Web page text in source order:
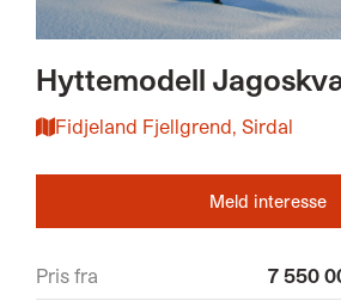
Hyttemodell
Fidjeland Fjellgrend, Sirdal
Meld interesse
Pris fra 7 550